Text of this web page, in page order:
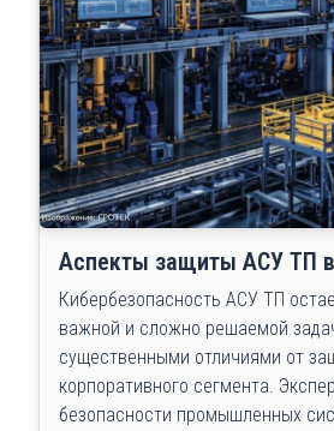
Аспекты защиты АСУ ТП в
Кибербезопасность АСУ ТП
важной и сложно решаемой
существенными отличиями от
корпоративного сегмента.
безопасности промышленных